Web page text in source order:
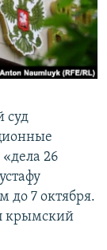
суд
26
7 октября.
крымский